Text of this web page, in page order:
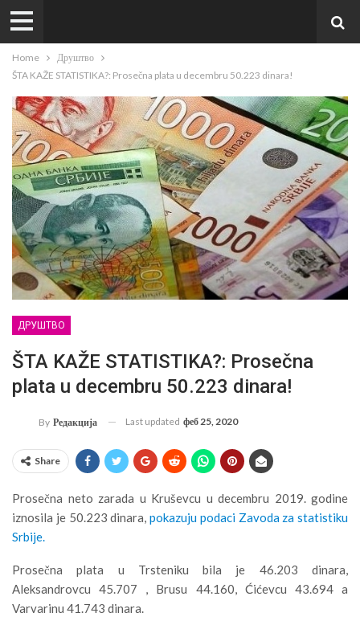
Home
Друштво
ŠTA KAŽE STATISTIKA?: Prosečna plata u decembru 50.223 dinara!
ДРУШТВО
ŠTA KAŽE STATISTIKA?: Prosečna
plata u decembru 50.223 dinara!
By Редакција Last updated феб 25, 2020
Share
Prosečna neto zarada u Kruševcu u decembru 2019. godine
iznosila je 50.223 dinara, pokazuju podaci Zavoda za statistiku
Srbije.
Prosečna plata u Trsteniku bila je 46.203 dinara,
Aleksandrovcu 45.707 , Brusu 44.160, Ćićevcu 43.694 a
Varvarinu 41.743 dinara.